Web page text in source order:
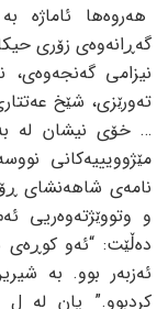
هه‌روه‌ها ئاماژه‌
گه‌ڕانه‌وه‌ی زۆری
نیزامی
ته‌ورێزی، شێخ
… خۆی نیشان له‌
مێژوویییه‌کانی
نامه‌ی شاهه‌نشای
ده‌ڵێت: “ئه‌و
ئه‌زبه‌ر بوو. به‌